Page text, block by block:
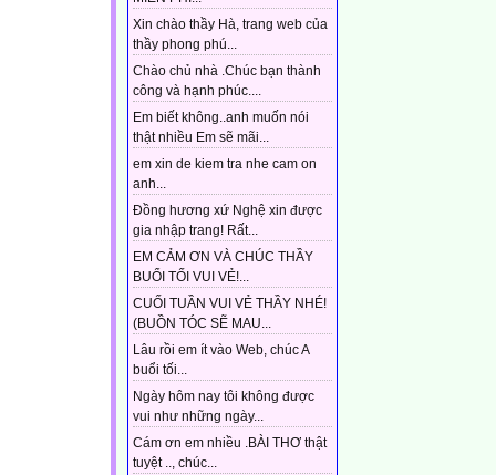
Xin chào thầy Hà, trang web của
thầy phong phú...
Chào chủ nhà .Chúc bạn thành
công và hạnh phúc....
Em biết không..anh muốn nói
thật nhiều Em sẽ mãi...
em xin de kiem tra nhe cam on
anh...
Đồng hương xứ Nghệ xin được
gia nhập trang! Rất...
EM CẢM ƠN VÀ CHÚC THẦY
BUỔI TỐI VUI VẺ!...
CUỐI TUẦN VUI VẺ THẦY NHÉ!
(BUỒN TÓC SẼ MAU...
Lâu rồi em ít vào Web, chúc A
buổi tối...
Ngày hôm nay tôi không được
vui như những ngày...
Cám ơn em nhiều .BÀI THƠ thật
tuyệt .., chúc...